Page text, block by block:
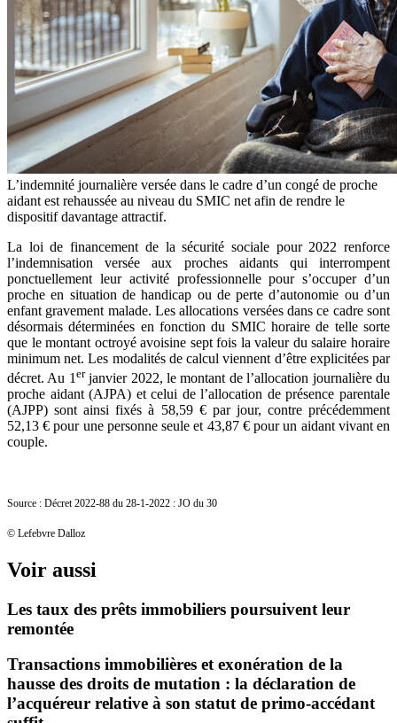
L’indemnité journalière versée dans le cadre d’un congé de proche
aidant est rehaussée au niveau du SMIC net afin de rendre le
dispositif davantage attractif.
La loi de financement de la sécurité sociale pour 2022 renforce
l’indemnisation versée aux proches aidants qui interrompent
ponctuellement leur activité professionnelle pour s’occuper d’un
proche en situation de handicap ou de perte d’autonomie ou d’un
enfant gravement malade. Les allocations versées dans ce cadre sont
désormais déterminées en fonction du SMIC horaire de telle sorte
que le montant octroyé avoisine sept fois la valeur du salaire horaire
minimum net. Les modalités de calcul viennent d’être explicitées par
décret. Au 1 erjanvier 2022, le montant de l’allocation journalière du
proche aidant (AJPA) et celui de l’allocation de présence parentale
(AJPP) sont ainsi fixés à 58,59 € par jour, contre précédemment
52,13 € pour une personne seule et 43,87 € pour un aidant vivant en
couple.
Source : Décret 2022-88 du 28-1-2022 : JO du 30
© Lefebvre Dalloz
Voir aussi
Les taux des prêts immobiliers poursuivent leur
remontée
Transactions immobilières et exonération de la
hausse des droits de mutation : la déclaration de
l’acquéreur relative à son statut de primo-accédant